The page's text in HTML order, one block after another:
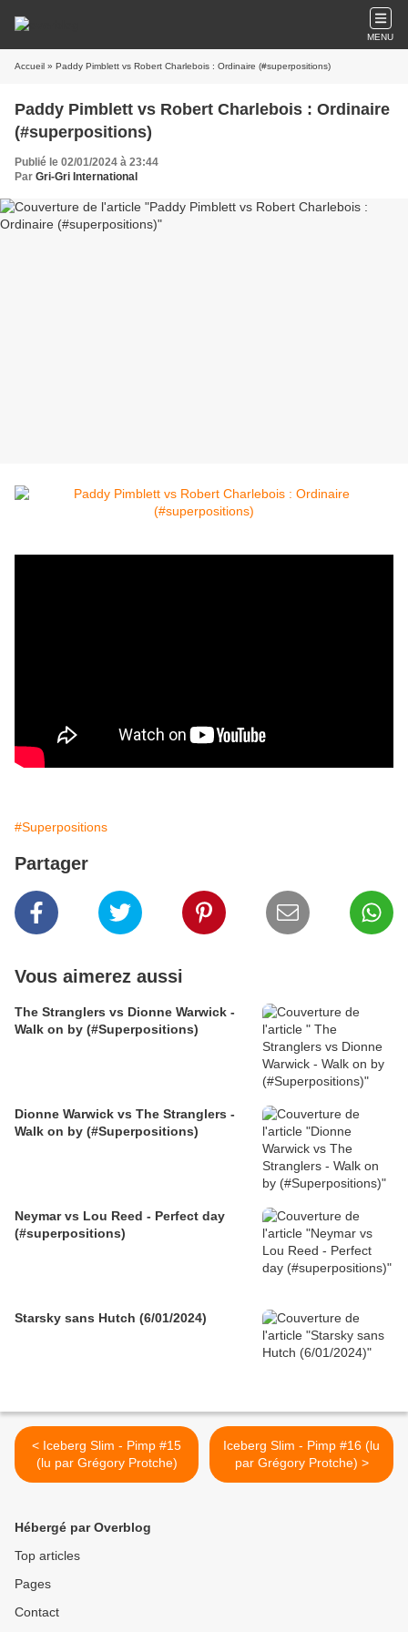
MENU
Accueil » Paddy Pimblett vs Robert Charlebois : Ordinaire (#superpositions)
Paddy Pimblett vs Robert Charlebois : Ordinaire
(#superpositions)
Publié le 02/01/2024 à 23:44
Par Gri-Gri International
#Superpositions
Partager
Vous aimerez aussi
The Stranglers vs Dionne Warwick -
Walk on by (#Superpositions)
Dionne Warwick vs The Stranglers -
Walk on by (#Superpositions)
Neymar vs Lou Reed - Perfect day
(#superpositions)
Starsky sans Hutch (6/01/2024)
< Iceberg Slim - Pimp #15
(lu par Grégory Protche)
Iceberg Slim - Pimp #16 (lu
par Grégory Protche) >
Hébergé par Overblog
Top articles
Pages
Contact